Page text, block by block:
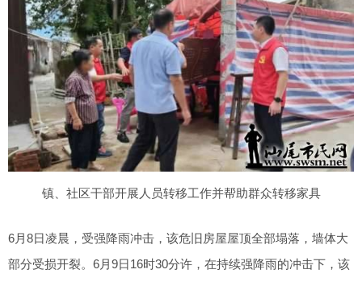
镇、社区干部开展人员转移工作并帮助群众转移家具
6月8日凌晨，受强降雨冲击，该危旧房屋屋顶全部塌落，墙体大
部分受损开裂。6月9日16时30分许，在持续强降雨的冲击下，该